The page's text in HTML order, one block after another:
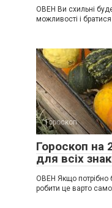
ОВЕН Ви схильні
можливості і
Гороскоп
Гороскоп на
для всіх
ОВЕН Якщо потрібно
робити це варто